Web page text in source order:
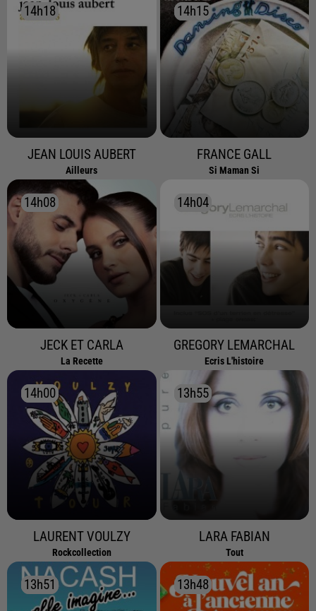
14h18
14h18
JEAN LOUIS AUBERT
Ailleurs
14h15
14h15
FRANCE GALL
Si Maman Si
14h08
14h08
JECK ET CARLA
La Recette
14h04
14h04
GREGORY LEMARCHAL
Ecris L'histoire
14h00
14h00
LAURENT VOULZY
Rockcollection
13h55
13h55
LARA FABIAN
Tout
13h51
13h51 13h48
13h48